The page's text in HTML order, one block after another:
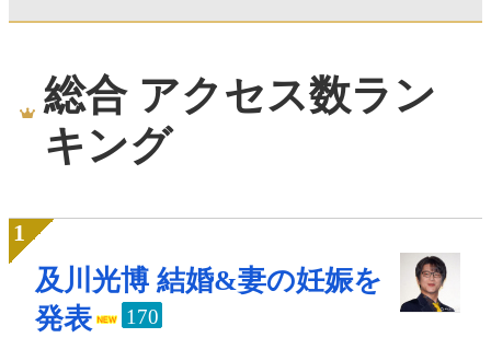
総合 アクセス数ラン
キング
及川光博 結婚&妻の妊娠を
発表
170